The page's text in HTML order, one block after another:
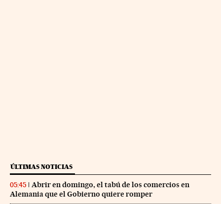
ÚLTIMAS NOTICIAS
05:45
Abrir en domingo, el tabú de los comercios en
Alemania que el Gobierno quiere romper